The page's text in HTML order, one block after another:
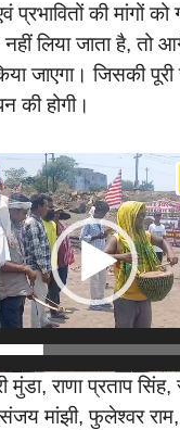
प्रभावितों की मांगों
नहीं लिया जाता है, तो
जाएगा। जिसकी पूरी
की होगी।
राणा प्रताप सिंह,
मांझी, फुलेश्वर